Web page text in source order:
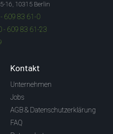
16, 10315 Berlin
609 83 61-0
- 609 83 61-23
Kontakt
Unternehmen
Jobs
AGB & Datenschutzerklärung
FAQ